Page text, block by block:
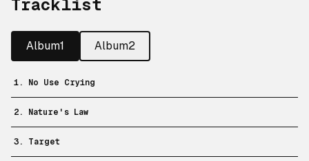
Tracklist
Album1 Album2
1. No Use Crying
2. Nature's Law
3. Target